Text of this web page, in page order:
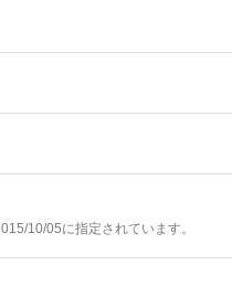
10/05に指定されています。